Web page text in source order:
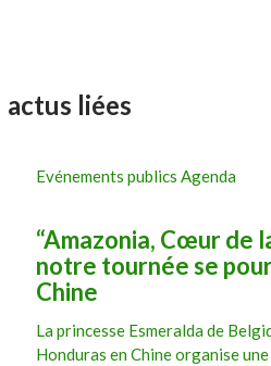
actus liées
Evénements publics Agenda
“Amazonia, Cœur de
notre tournée se
Chine
La princesse Esmeralda de
Honduras en Chine organise